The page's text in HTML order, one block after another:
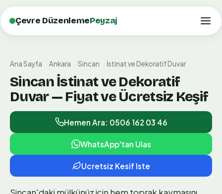
Çevre DüzenlemePeyzaj
Ana Sayfa Ankara Sincan İstinat ve Dekoratif Duvar
Sincan İstinat ve Dekoratif
Duvar — Fiyat ve Ücretsiz Keşif
Hemen Ara: 0506 162 03 46
WhatsApp'tan Ulas
Ucretsiz Kesif Iste